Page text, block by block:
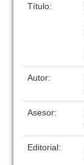
Título:
Autor:
Asesor:
Editorial: